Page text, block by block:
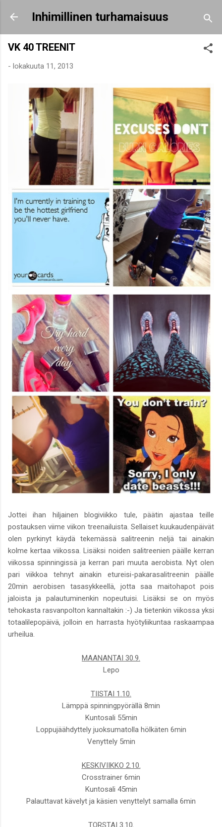
Siirry pääsisältöön
Inhimillinen turhamaisuus
VK 40 TREENIT
- lokakuuta 11, 2013
Jottei ihan hiljainen blogiviikko tule, päätin ajastaa teille
postauksen viime viikon treenailuista. Sellaiset kuukaudenpäivät
olen pyrkinyt käydä tekemässä salitreenin neljä tai ainakin
kolme kertaa viikossa. Lisäksi noiden salitreenien päälle kerran
viikossa spinningissä ja kerran pari muuta aerobista. Nyt olen
pari viikkoa tehnyt ainakin etureisi-pakarasalitreenin päälle
20min aerobisen tasasykkeellä, jotta saa maitohapot pois
jaloista ja palautuminenkin nopeutuisi. Lisäksi se on myös
tehokasta rasvanpolton kannaltakin :-) Ja tietenkin viikossa yksi
totaalilepopäivä, jolloin en harrasta hyötyliikuntaa raskaampaa
urheilua.
MAANANTAI 30.9.
Lepo
TIISTAI 1.10.
Lämppä spinningpyörällä 8min
Kuntosali 55min
Loppujäähdyttely juoksumatolla hölkäten 6min
Venyttely 5min
KESKIVIIKKO 2.10.
Crosstrainer 6min
Kuntosali 45min
Palauttavat kävelyt ja käsien venyttelyt samalla 6min
TORSTAI 3.10.